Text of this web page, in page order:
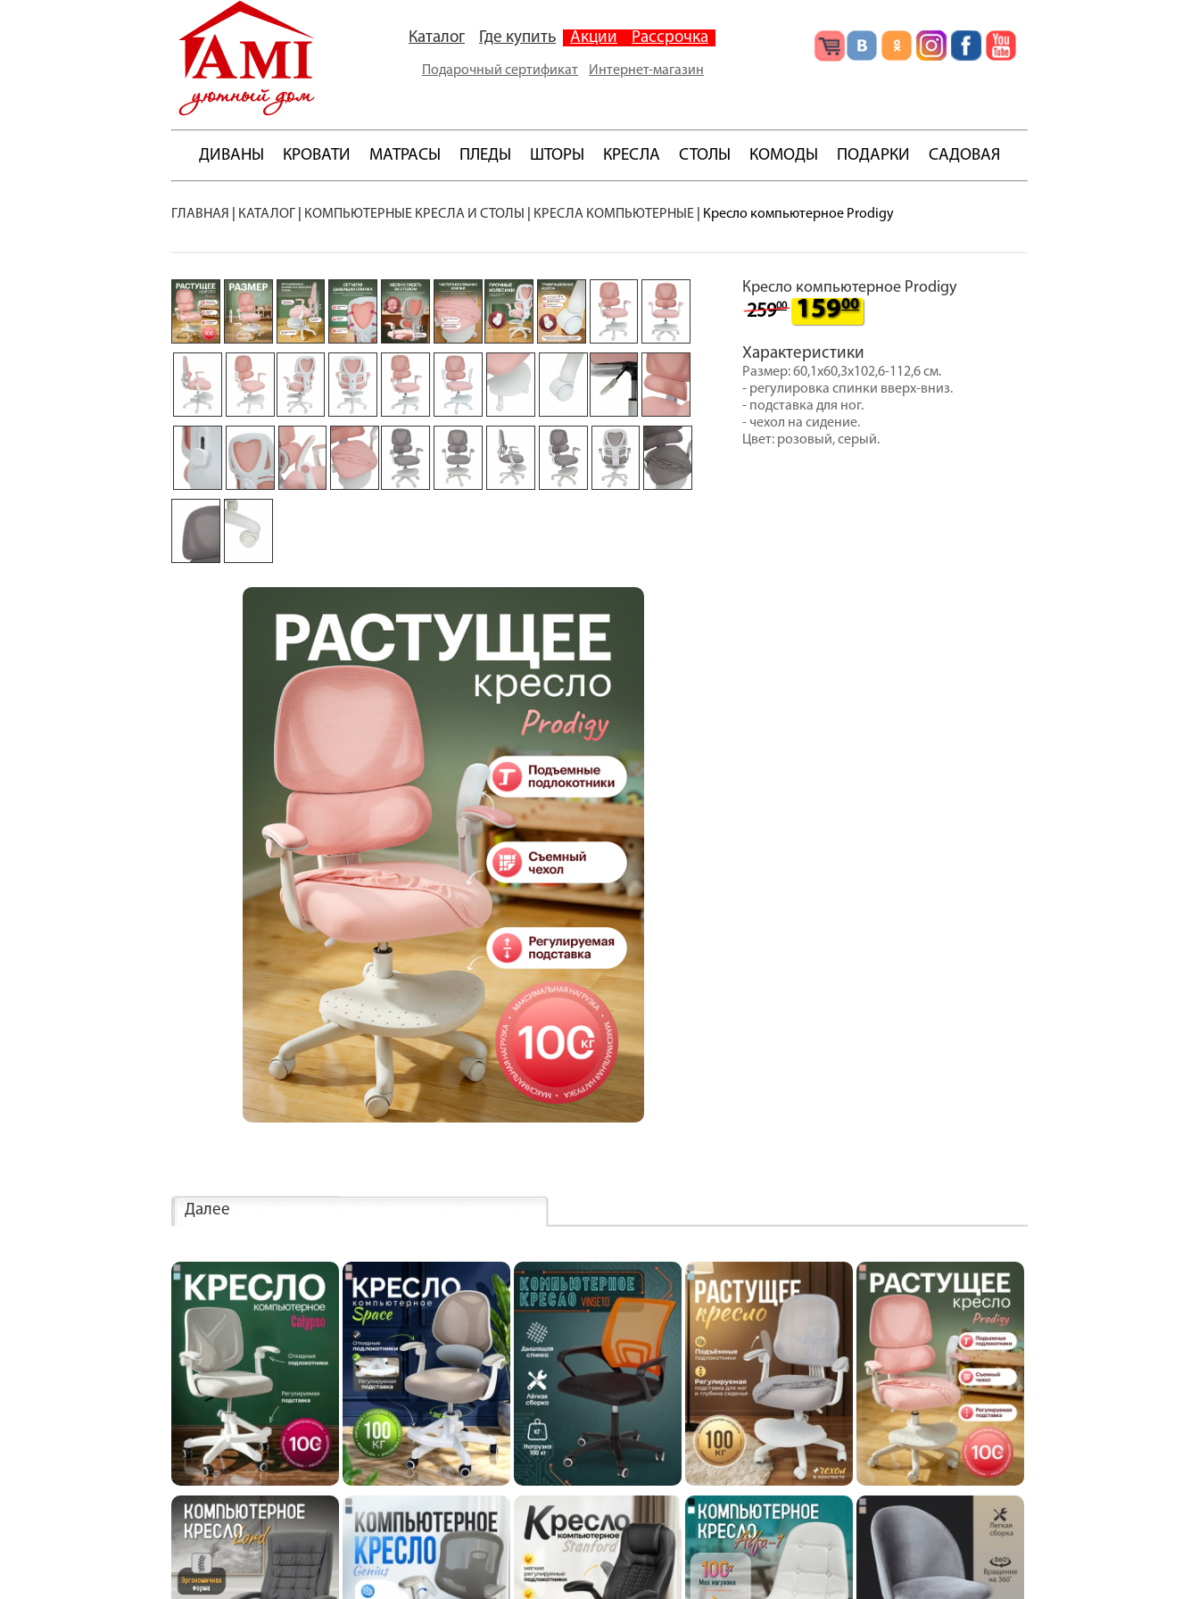
Каталог Где купить Акции Рассрочка
Подарочный сертификат Интернет-магазин
ДИВАНЫ КРОВАТИ МАТРАСЫ ПЛЕДЫ ШТОРЫ КРЕСЛА СТОЛЫ КОМОДЫ ПОДАРКИ САДОВАЯ
ГЛАВНАЯ КАТАЛОГ КОМПЬЮТЕРНЫЕ КРЕСЛА И СТОЛЫ КРЕСЛА КОМПЬЮТЕРНЫЕ Кресло компьютерное Prodigy
Кресло компьютерное Prodigy
25900 15900
Характеристики
Размер: 60,1x60,3x102,6-112,6 см.
- регулировка спинки вверх-вниз.
- подставка для ног.
- чехол на сидение.
Цвет: розовый, серый.
Далее